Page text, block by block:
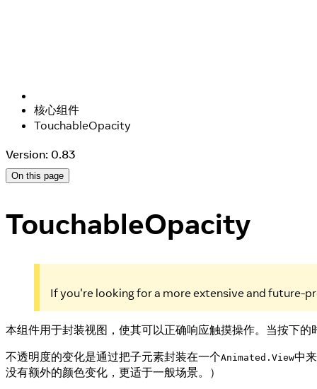
核心组件
TouchableOpacity
Version: 0.83
On this page
TouchableOpacity
If you're looking for a more extensive and future-
本组件用于封装视图，使其可以正确响应触摸操作。当按下
不透明度的变化是通过把子元素封装在一个Animated.View中
没有额外的颜色变化，更适于一般场景。）